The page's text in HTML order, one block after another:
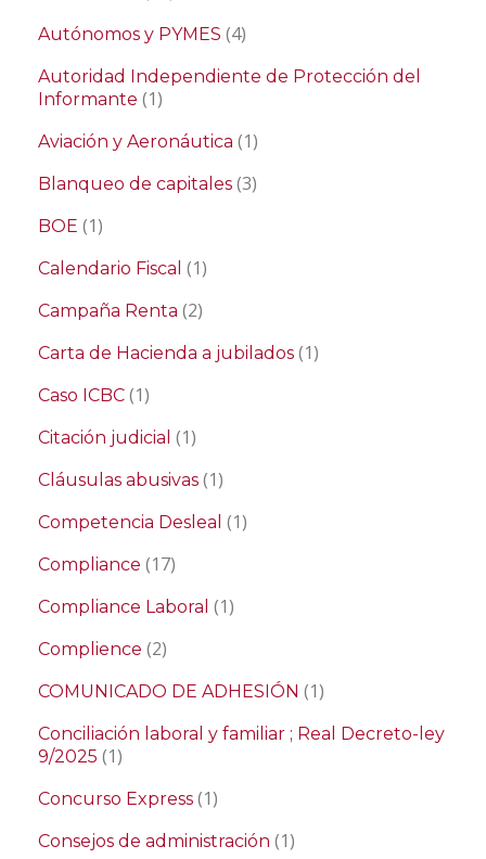
Autónomos y PYMES (4)
Autoridad Independiente de Protección del
Informante (1)
Aviación y Aeronáutica (1)
Blanqueo de capitales (3)
BOE (1)
Calendario Fiscal (1)
Campaña Renta (2)
Carta de Hacienda a jubilados (1)
Caso ICBC (1)
Citación judicial (1)
Cláusulas abusivas (1)
Competencia Desleal (1)
Compliance (17)
Compliance Laboral (1)
Complience (2)
COMUNICADO DE ADHESIÓN (1)
Conciliación laboral y familiar ; Real Decreto-ley
9/2025 (1)
Concurso Express (1)
Consejos de administración (1)